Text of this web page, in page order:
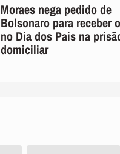
Moraes nega pedido de
Bolsonaro para receber
no Dia dos Pais na
domiciliar